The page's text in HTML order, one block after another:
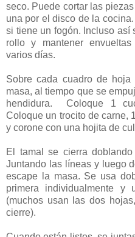
seco. Puede cortar las
una por el disco de la
si tiene un fogón. Incluso así
rollo y mantener
varios días.
Sobre cada cuadro de
masa, al tiempo que se
hendidura. Coloque 1
Coloque un trocito de carne,
y corone con una hojita de
El tamal se cierra
Juntando las líneas y luego
escape la masa. Se usa
primera individualmente y
(muchos usan las dos
cierre).